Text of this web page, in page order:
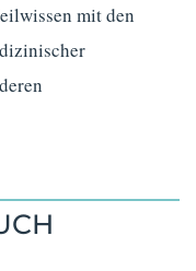
mit den